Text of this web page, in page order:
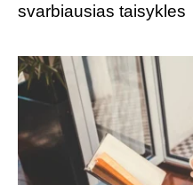
svarbiausias taisykles